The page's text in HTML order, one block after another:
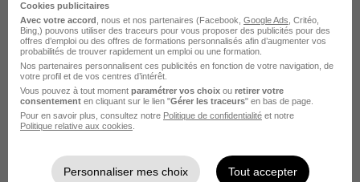
Langon - 33 CDI 25 000 - 55 000 € / an
Voir l’offre
il y a 4 jours
Cookies publicitaires
Avec votre accord , nous et nos partenaires (Facebook, Google Ads , Critéo,
Bing,) pouvons utiliser des traceurs pour vous proposer des publicités pour des
offres d’emploi ou des offres de formations personnalisés afin d’augmenter vos
probabilités de trouver rapidement un emploi ou une formation.
Nos partenaires personnalisent ces publicités en fonction de votre navigation, de
votre profil et de vos centres d’intérêt.
Vous pouvez à tout moment paramétrer vos choix ou retirer votre
consentement en cliquant sur le lien "Gérer les traceurs" en bas de page.
Pour en savoir plus, consultez notre Politique de confidentialité et notre
Politique relative aux cookies
Personnaliser mes choix Tout accepter